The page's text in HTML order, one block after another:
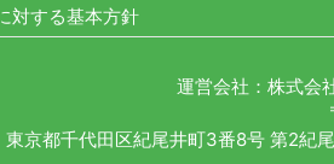
対する基本方針
運営会社：株式会
東京都千代田区紀尾井町3番8号 第2紀